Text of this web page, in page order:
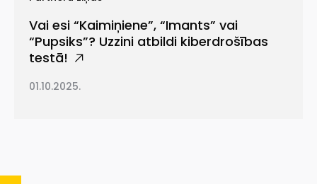
Vai esi “Kaimiņiene”, “Imants” vai
“Pupsiks”? Uzzini atbildi kiberdrošības
testā!
01.10.2025.